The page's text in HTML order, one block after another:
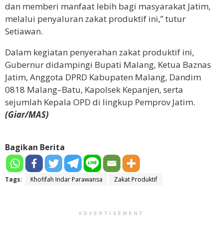
dan memberi manfaat lebih bagi masyarakat Jatim,
melalui penyaluran zakat produktif ini,” tutur
Setiawan.
Dalam kegiatan penyerahan zakat produktif ini,
Gubernur didampingi Bupati Malang, Ketua Baznas
Jatim, Anggota DPRD Kabupaten Malang, Dandim
0818 Malang–Batu, Kapolsek Kepanjen, serta
sejumlah Kepala OPD di lingkup Pemprov Jatim.
(Giar/MAS)
Bagikan Berita
Tags: Khofifah Indar Parawansa Zakat Produktif
ADVERTISEMENT